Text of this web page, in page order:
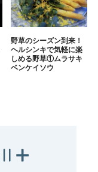
野草のシーズン到来！
ヘルシンキで気軽に楽
しめる野草①ムラサキ
ベンケイソウ